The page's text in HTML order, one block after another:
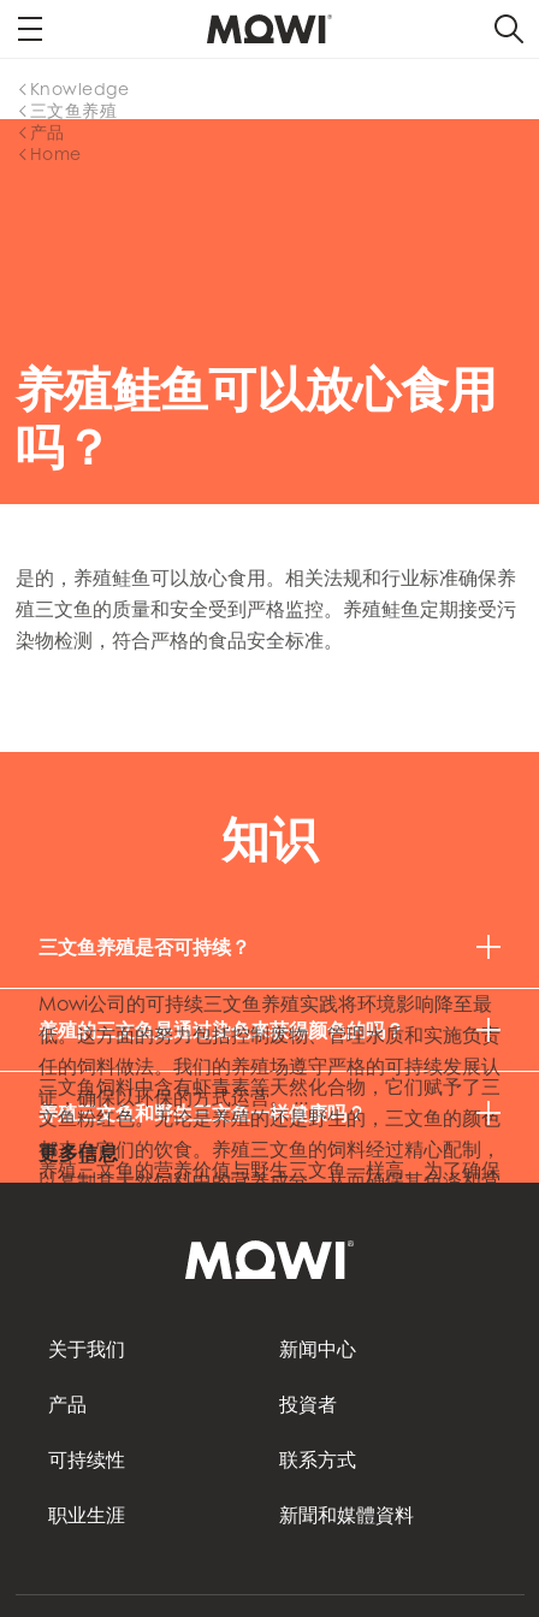
Mowi Global
Asia
Mowi Korea
Mowi Belgium (FR)
Mowi Czechia (CZ)
Mowi Faroe Islands
Mowi France
Mowi Germany
Mowi Ireland
Mowi Italy
Mowi Netherlands
Mowi Spain
Mowi Turkey
Mowi Canada East
继续
Home
产品
三文鱼养殖
Knowledge
养殖鲑鱼可以放心食用
吗？
是的，养殖鲑鱼可以放心食用。相关法规和行业标准确保养
殖三文鱼的质量和安全受到严格监控。养殖鲑鱼定期接受污
染物检测，符合严格的食品安全标准。
知识
三文鱼养殖是否可持续？
Mowi公司的可持续三文鱼养殖实践将环境影响降至最
低。这方面的努力包括控制废物、管理水质和实施负责
任的饲料做法。我们的养殖场遵守严格的可持续发展认
证，确保以环保的方式运营。 ...
更多信息
养殖的三文鱼是通过染色来获得颜色的吗？
三文鱼饲料中含有虾青素等天然化合物，它们赋予了三
文鱼粉红色。无论是养殖的还是野生的，三文鱼的颜色
都来自它们的饮食。养殖三文鱼的饲料经过精心配制，
以复制其天然饲料中的营养成分，从而确保其色泽和营
养殖三文鱼和野生三文鱼一样健康吗？
养殖三文鱼的营养价值与野生三文鱼一样高。为了确保
人可能对口感和颜色有个人偏好，这会影响他们对养殖
白、Omega-3 脂肪酸和其他重要营养素的极佳来源。
有些人甚至认为，养殖三文鱼比野生三文鱼更健康 ，
因为你可以控制它的饮食摄入。野生三文鱼在海洋中游
来游去，吃其他野生鱼类和海洋生态系统中可能存在的
理的，鱼类摄入的所有食物都有据可查。 ...
更多信息
关于我们
产品
可持续性
职业生涯
新闻中心
投資者
联系方式
新聞和媒體資料